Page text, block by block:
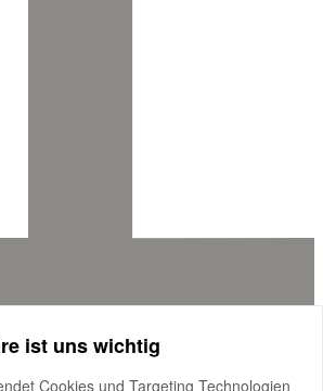
Holsteiner Landesfohlenchampionats hält
ist uns wichtig
Cookies und Targeting Technologien